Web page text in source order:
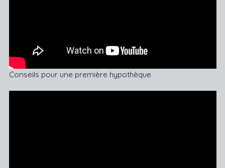
Conseils pour une première hypothèque